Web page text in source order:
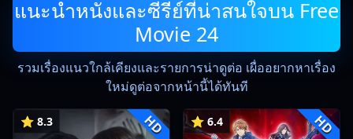
แนะนำหนังและซีรีย์ที่น่าสนใจบน Free
Movie 24
รวมเรื่องแนวใกล้เคียงและรายการน่าดูต่อ เผื่ออยากหาเรื่อง
ใหม่ดูต่อจากหน้านี้ได้ทันที
⭐ 8.3 HD ⭐ 6.4 HD